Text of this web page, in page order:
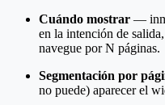
Cuándo mostrar —
en la intención de
navegue por N páginas.
Segmentación por
no puede) aparecer el